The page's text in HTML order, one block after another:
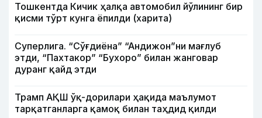
Тошкентда Кичик ҳалқа автомобил йўлининг бир
қисми тўрт кунга ёпилди (харита)
Суперлига. “Сўғдиёна” “Андижон”ни мағлуб
этди, “Пахтакор” “Бухоро” билан жанговар
дуранг қайд этди
Трамп АҚШ ўқ-дорилари ҳақида маълумот
тарқатганларга қамоқ билан таҳдид қилди